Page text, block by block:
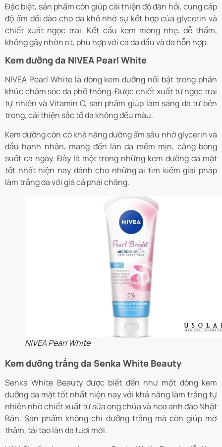
Đặc biệt, sản phẩm còn giúp cải thiện độ đàn hồi, cung cấp
độ ẩm dồi dào cho da khô nhờ sự kết hợp của glycerin và
chiết xuất ngọc trai. Kết cấu kem mỏng nhẹ, dễ thấm,
không gây nhờn rít, phù hợp với cả da dầu và da hỗn hợp.
Kem dưỡng da NIVEA Pearl White
NIVEA Pearl White là dòng kem dưỡng nổi bật trong phân
khúc chăm sóc da phổ thông. Được chiết xuất từ ngọc trai
tự nhiên và Vitamin C, sản phẩm giúp làm sáng da từ bên
trong, cải thiện sắc tố da không đều màu.
Kem dưỡng còn có khả năng dưỡng ẩm sâu nhờ glycerin và
dầu hạnh nhân, mang đến làn da mềm mịn, căng bóng
suốt cả ngày. Đây là một trong những kem dưỡng da mặt
tốt nhất hiện nay dành cho những ai tìm kiếm giải pháp
làm trắng da với giá cả phải chăng.
NIVEA Pearl White
Kem dưỡng trắng da Senka White Beauty
Senka White Beauty được biết đến như một dòng kem
dưỡng da mặt tốt nhất hiện nay với khả năng làm trắng tự
nhiên nhờ chiết xuất từ sữa ong chúa và hoa anh đào Nhật
Bản. Sản phẩm không chỉ dưỡng trắng mà còn giúp mờ
thâm, tái tạo làn da tươi mới.